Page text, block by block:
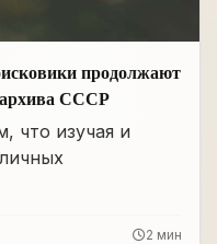
продолжают
СССР
что изучая и
2 мин